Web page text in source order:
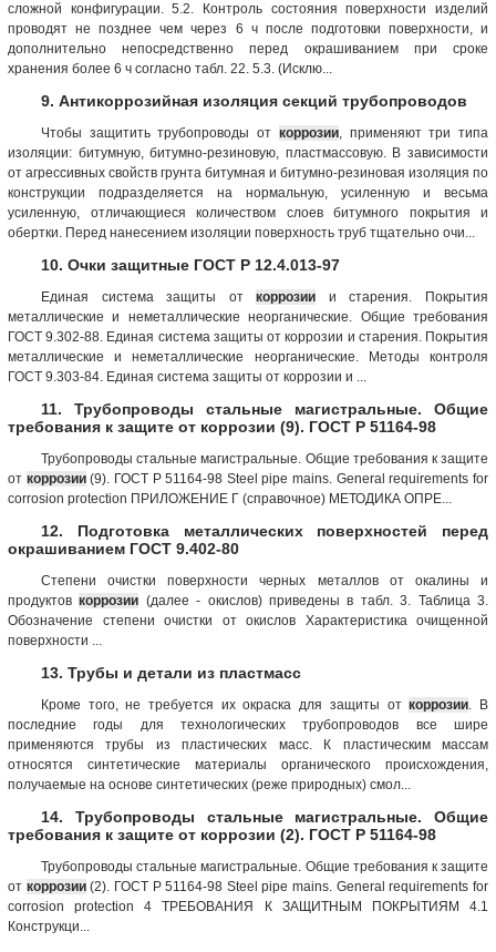
сложной конфигурации. 5.2. Контроль состояния поверхности изделий
проводят не позднее чем через 6 ч после подготовки поверхности, и
дополнительно непосредственно перед окрашиванием при сроке
хранения более 6 ч согласно табл. 22. 5.3. (Исклю...
9. Антикоррозийная изоляция секций трубопроводов
Чтобы защитить трубопроводы от коррозии, применяют три типа
изоляции: битумную, битумно-резиновую, пластмассовую. В зависимости
от агрессивных свойств грунта битумная и битумно-резиновая изоляция по
конструкции подразделяется на нормальную, усиленную и весьма
усиленную, отличающиеся количеством слоев битумного покрытия и
обертки. Перед нанесением изоляции поверхность труб тщательно очи...
10. Очки защитные ГОСТ Р 12.4.013-97
Единая система защиты откоррозии и старения. Покрытия
металлические и неметаллические неорганические. Общие требования
ГОСТ 9.302-88. Единая система защиты от коррозии и старения. Покрытия
металлические и неметаллические неорганические. Методы контроля
ГОСТ 9.303-84. Единая система защиты от коррозии и ...
11. Трубопроводы стальные магистральные. Общие
требования к защите от коррозии (9). ГОСТ Р 51164-98
Трубопроводы стальные магистральные. Общие требования к защите
от коррозии(9). ГОСТ Р 51164-98 Steel pipe mains. General requirements for
corrosion protection ПРИЛОЖЕНИЕ Г (справочное) МЕТОДИКА ОПРЕ...
12. Подготовка металлических поверхностей перед
окрашиванием ГОСТ 9.402-80
Степени очистки поверхности черных металлов от окалины и
продуктовкоррозии (далее - окислов) приведены в табл. 3. Таблица 3.
Обозначение степени очистки от окислов Характеристика очищенной
поверхности ...
13. Трубы и детали из пластмасс
Кроме того, не требуется их окраска для защиты откоррозии . В
последние годы для технологических трубопроводов все шире
применяются трубы из пластических масс. К пластическим массам
относятся синтетические материалы органического происхождения,
получаемые на основе синтетических (реже природных) смол...
14. Трубопроводы стальные магистральные. Общие
требования к защите от коррозии (2). ГОСТ Р 51164-98
Трубопроводы стальные магистральные. Общие требования к защите
от коррозии(2). ГОСТ Р 51164-98 Steel pipe mains. General requirements for
corrosion protection 4 ТРЕБОВАНИЯ К ЗАЩИТНЫМ ПОКРЫТИЯМ 4.1
Конструкци...